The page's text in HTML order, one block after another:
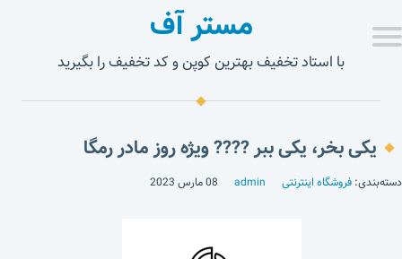
مستر آف
با استاد تخفیف بهترین کوپن و کد تخفیف را بگیرید
یکی بخر، یکی ببر ???? ویژه روز مادر رمگا
دسته‌بندی: فروشگاه اینترنتی admin 08 مارس 2023